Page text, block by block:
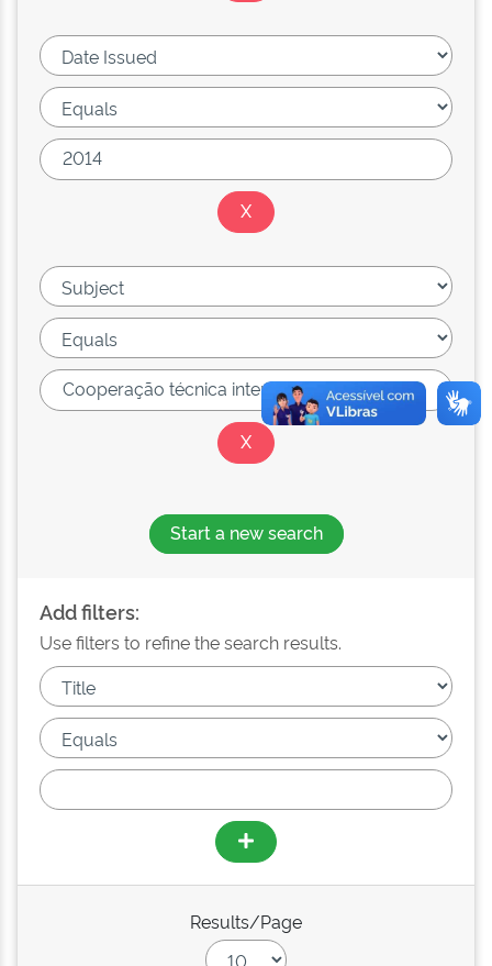
Start a new search
Add filters:
Use filters to refine the search results.
Results/Page